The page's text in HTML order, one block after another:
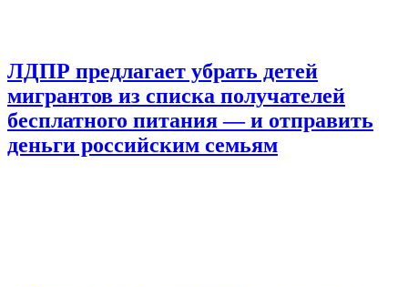
ЛДПР предлагает убрать детей
мигрантов из списка получателей
бесплатного питания — и отправить
деньги российским семьям